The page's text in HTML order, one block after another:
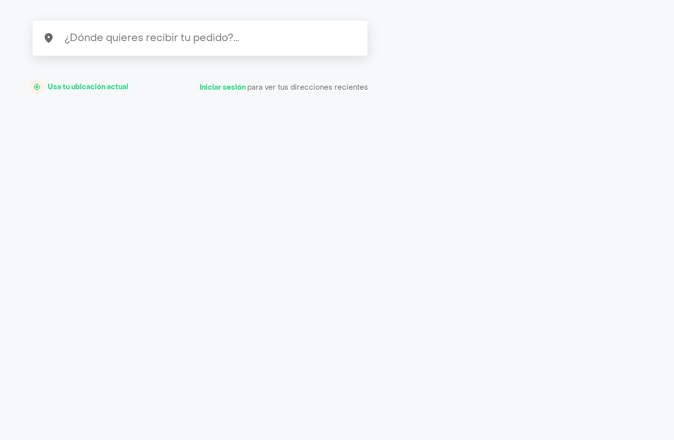
Usa tu ubicación actual Iniciar sesión para ver tus direcciones recientes